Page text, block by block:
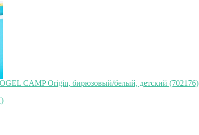
CAMP Origin, бирюзовый/белый, детский (702176)